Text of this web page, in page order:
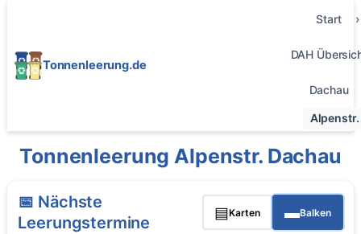
Tonnenleerung.de
Start
DAH
Dachau
Alpenstr.
Tonnenleerung Alpenstr. Dachau
📅 Nächste
Leerungstermine
▤Karten ▬Balken